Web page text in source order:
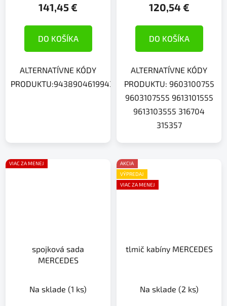
141,45 €
DO KOŠÍKA
ALTERNATÍVNE KÓDY
PRODUKTU:94389046199438904919312651313957316702
120,54 €
DO KOŠÍKA
ALTERNATÍVNE KÓDY
PRODUKTU: 9603100755
9603107555 9613101555
9613103555 316704
315357
VIAC ZA MENEJ
spojková sada
MERCEDES
Na sklade (1 ks)
AKCIA
VÝPREDAJ
VIAC ZA MENEJ
tlmič kabíny MERCEDES
Na sklade (2 ks)